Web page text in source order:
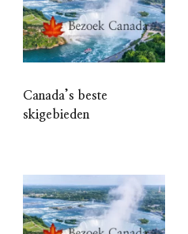
Canada’s beste
skigebieden